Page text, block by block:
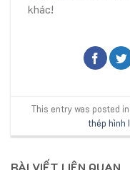
khác!
This entry was posted in
thép hình I